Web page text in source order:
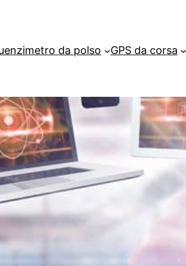
da polso GPS da corsa